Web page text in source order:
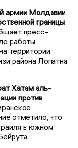
армии Молдавии
границы
пресс-
работы
территории
района Лопатна
Хатам аль-
против
отметило, что
в южном